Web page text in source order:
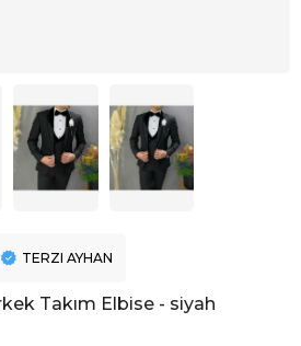
Takım Elbise - siyah
TERZI AYHAN